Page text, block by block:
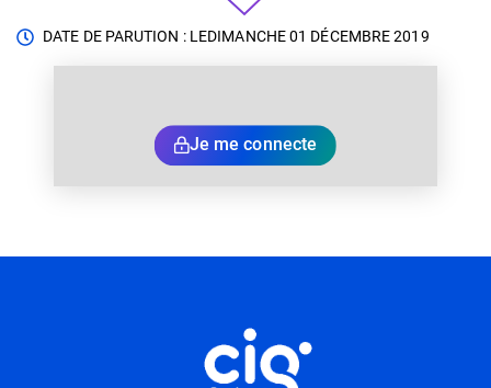
DATE DE PARUTION : LEDIMANCHE 01 DÉCEMBRE 2019
Je me connecte